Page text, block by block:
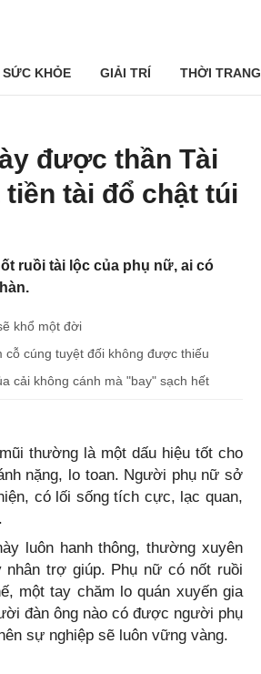
SỨC KHỎE GIẢI TRÍ THỜI TRANG
được thần Tài
tài đổ chật túi
ruồi tài lộc của phụ nữ, ai có
khổ một đời
cúng tuyệt đối không được thiếu
cải không cánh mà "bay" sạch hết
thường là một dấu hiệu tốt cho
nặng, lo toan. Người phụ nữ sở
có lối sống tích cực, lạc quan,
luôn hanh thông, thường xuyên
trợ giúp. Phụ nữ có nốt ruồi
một tay chăm lo quán xuyến gia
đàn ông nào có được người phụ
sự nghiệp sẽ luôn vững vàng.